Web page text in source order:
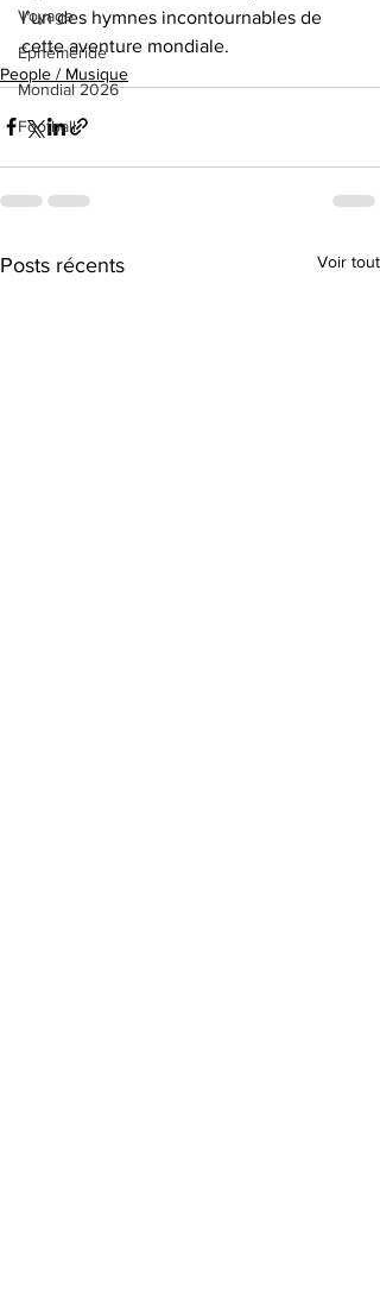
Voyage
Éphéméride
Mondial 2026
Football
l’un des hymnes incontournables de
cette aventure mondiale.
People / Musique
Posts récents Voir tout